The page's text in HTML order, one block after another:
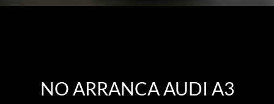
NO ARRANCA AUDI A3